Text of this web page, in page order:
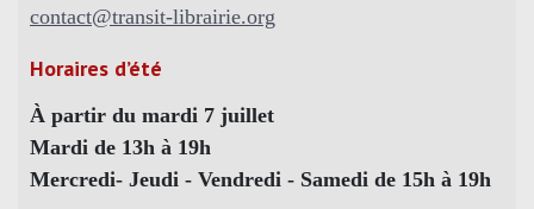
contact@transit-librairie.org
Horaires d’été
À partir du mardi 7 juillet
Mardi de 13h à 19h
Mercredi- Jeudi - Vendredi - Samedi de 15h à 19h